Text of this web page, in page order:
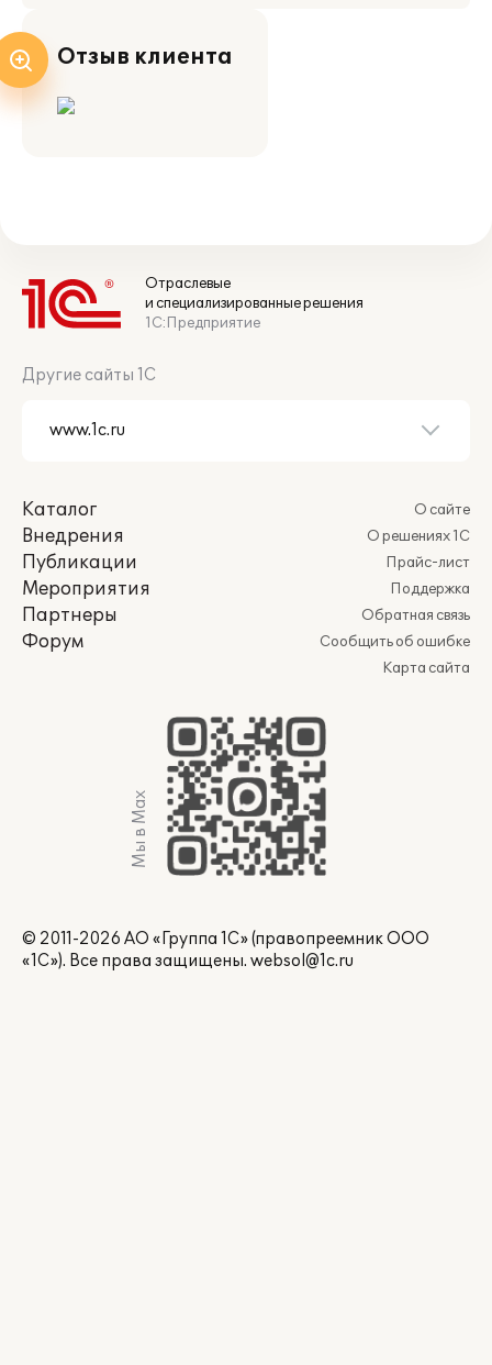
Отзыв клиента
Отраслевые
и специализированные решения
1С:Предприятие
Другие сайты 1С
Каталог
Внедрения
Публикации
Мероприятия
Партнеры
Форум
О сайте
О решениях 1С
Прайс-лист
Поддержка
Обратная связь
Сообщить об ошибке
Карта сайта
Мы в Max
© 2011-2026 АО «Группа 1С» (правопреемник ООО
«1С»). Все права защищены. websol@1c.ru